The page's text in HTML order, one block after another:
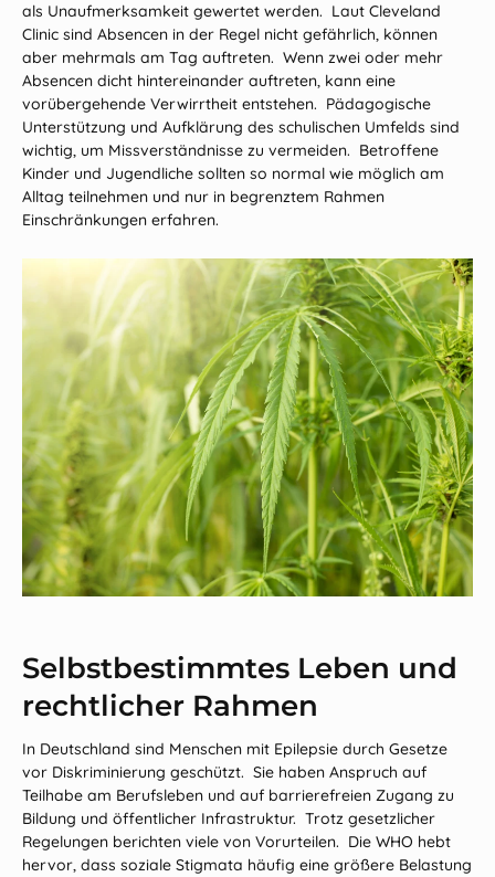
als Unaufmerksamkeit gewertet werden. Laut Cleveland
Clinic sind Absencen in der Regel nicht gefährlich, können
aber mehrmals am Tag auftreten. Wenn zwei oder mehr
Absencen dicht hintereinander auftreten, kann eine
vorübergehende Verwirrtheit entstehen. Pädagogische
Unterstützung und Aufklärung des schulischen Umfelds sind
wichtig, um Missverständnisse zu vermeiden. Betroffene
Kinder und Jugendliche sollten so normal wie möglich am
Alltag teilnehmen und nur in begrenztem Rahmen
Einschränkungen erfahren.
Selbstbestimmtes Leben und
rechtlicher Rahmen
In Deutschland sind Menschen mit Epilepsie durch Gesetze
vor Diskriminierung geschützt. Sie haben Anspruch auf
Teilhabe am Berufsleben und auf barrierefreien Zugang zu
Bildung und öffentlicher Infrastruktur. Trotz gesetzlicher
Regelungen berichten viele von Vorurteilen. Die WHO hebt
hervor, dass soziale Stigmata häufig eine größere Belastung